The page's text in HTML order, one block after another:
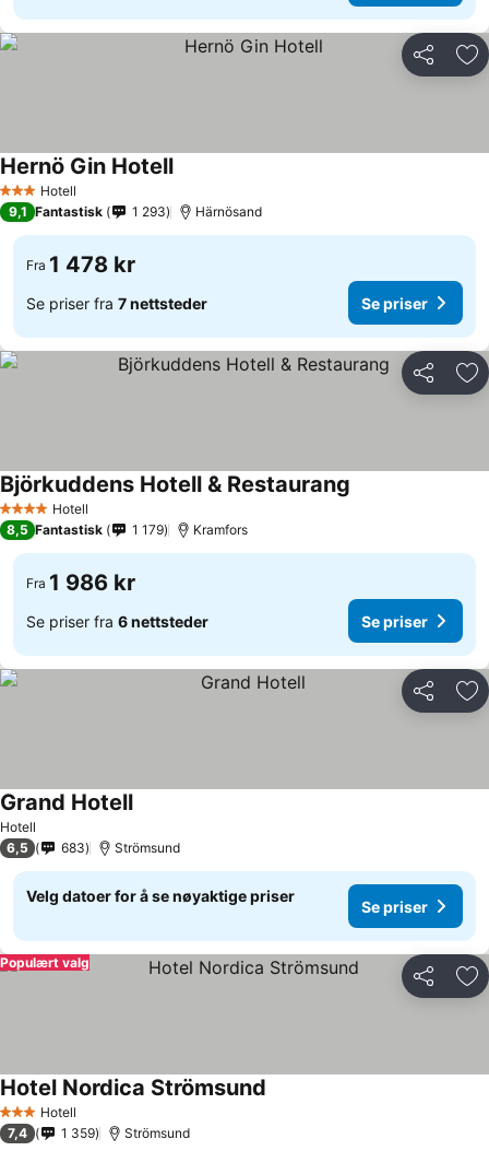
Del
3 StjernerHotell
Hernö Gin HotellSe priser
9,1 Fantastisk 1 293 Härnösand
Fra 1 478 kr
Se priser fra 7 nettsteder Se priser
Del
4 StjernerHotell
Björkuddens Hotell & Restaurang
8,5 Fantastisk 1 179 Kramfors
Fra 1 986 kr
Se priser fra 6 nettsteder Se priser
Del
Hotell
Grand HotellSe priser
6,5 683 Strömsund
Velg datoer for å se nøyaktige priser
Se priser
Del
Populært valg
3 StjernerHotell
Hotel Nordica Strömsund
7,4 1 359 Strömsund